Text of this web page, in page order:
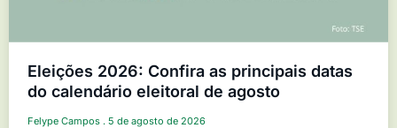
Eleições 2026: Confira as principais datas
do calendário eleitoral de agosto
Felype Campos 5 de agosto de 2026